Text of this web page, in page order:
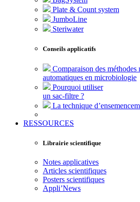
Plate & Count system
JumboLine
Steriwater
Conseils applicatifs
Comparaison des méthodes
automatiques en microbiologie
Pourquoi utiliser
un sac-filtre ?
La technique
RESSOURCES
Librairie scientifique
Notes applicatives
Articles scientifiques
Posters scientifiques
Appli’News